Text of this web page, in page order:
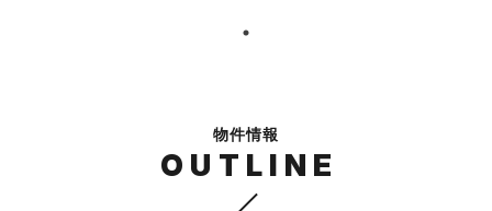
物件情報
OUTLINE